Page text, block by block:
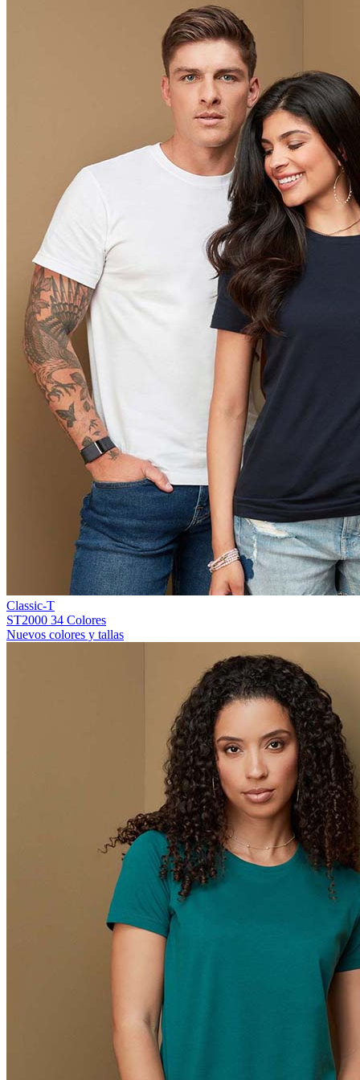
Kiwi Green (KIW)
Kelly Green (KEG)
Hunters Green (HGR)
Military Green (MIL)
Bottle Green (BOG)
Dark Chocolate (DCH)
Natural (NAT)
Blue Midnight Dip (BMD)
Light Grey Melange (LGM)
Classic-T
ST2000 34 Colores
Nuevos colores y tallas